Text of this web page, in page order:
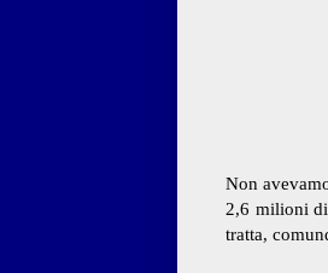
Non
2,6 milioni
tratta,